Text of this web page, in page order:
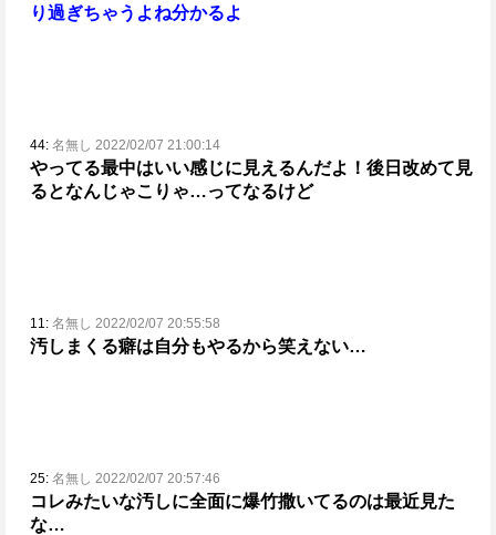
り過ぎちゃうよね分かるよ
44: 名無し 2022/02/07 21:00:14
やってる最中はいい感じに見えるんだよ！ 後日改めて見
るとなんじゃこりゃ…ってなるけど
11: 名無し 2022/02/07 20:55:58
汚しまくる癖は自分もやるから笑えない…
25: 名無し 2022/02/07 20:57:46
コレみたいな汚しに全面に爆竹撒いてるのは最近見た
な…